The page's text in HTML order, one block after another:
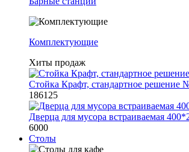
Комплектующие
Хиты продаж
Стойка Крафт, стандартное решение
186125
Дверца для мусора встраиваемая
6000
Столы